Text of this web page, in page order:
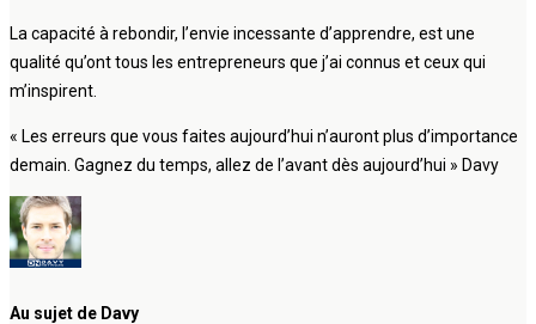
La capacité à rebondir, l’envie incessante d’apprendre, est une
qualité qu’ont tous les entrepreneurs que j’ai connus et ceux qui
m’inspirent.
« Les erreurs que vous faites aujourd’hui n’auront plus d’importance
demain. Gagnez du temps, allez de l’avant dès aujourd’hui » Davy
Au sujet de Davy